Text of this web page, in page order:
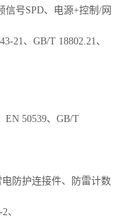
信号SPD、电源+控制/网
21、GB/T 18802.21、
EN 50539、GB/T
防护连接件、防雷计数
、